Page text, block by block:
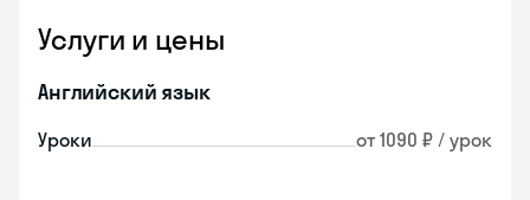
Услуги и цены
Английский язык
Уроки от 1090 ₽ / урок